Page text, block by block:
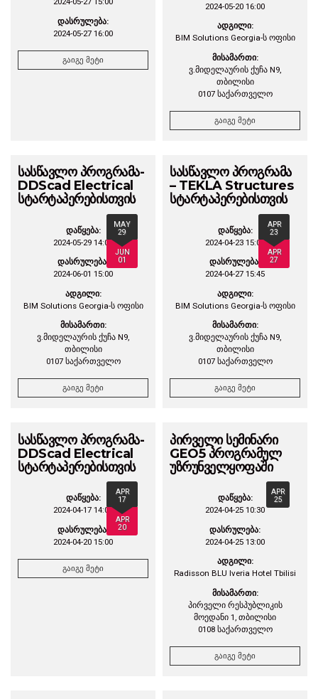
დასრულება:
2024-05-27 16:00
გაიგე მეტი
2024-05-20 16:00
ადგილი:
BIM Solutions Georgia-ს ოფისი
მისამართი:
ვ.მიდელაურის ქუჩა N9,
თბილისი
0107 საქართველო
გაიგე მეტი
სასწავლო პროგრამა-
DDScad Electrical
სტარტაპერებისთვის
MAY
29
JUN
01
დაწყება:
2024-05-29 14:00
დასრულება:
2024-06-01 15:00
ადგილი:
BIM Solutions Georgia-ს ოფისი
მისამართი:
ვ.მიდელაურის ქუჩა N9,
თბილისი
0107 საქართველო
გაიგე მეტი
სასწავლო პროგრამა
– TEKLA Structures
სტარტაპერებისთვის
APR
23
APR
27
დაწყება:
2024-04-23 15:00
დასრულება:
2024-04-27 15:45
ადგილი:
BIM Solutions Georgia-ს ოფისი
მისამართი:
ვ.მიდელაურის ქუჩა N9,
თბილისი
0107 საქართველო
გაიგე მეტი
სასწავლო პროგრამა-
DDScad Electrical
სტარტაპერებისთვის
APR
17
APR
20
დაწყება:
2024-04-17 14:00
დასრულება:
2024-04-20 15:00
გაიგე მეტი
პირველი სემინარი
GEO5 პროგრამულ
უზრუნველყოფაში
APR
25
დაწყება:
2024-04-25 10:30
დასრულება:
2024-04-25 13:00
ადგილი:
Radisson BLU Iveria Hotel Tbilisi
მისამართი:
პირველი რესპუბლიკის
მოედანი 1, თბილისი
0108 საქართველო
გაიგე მეტი